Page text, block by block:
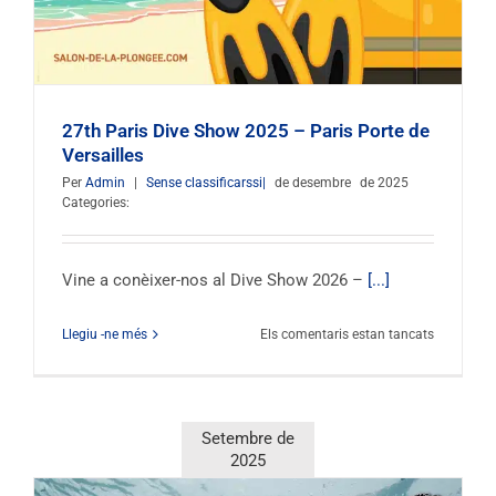
27th Paris Dive Show 2025 – Paris Porte de
Versailles
Per Admin | Sense classificarssi| de desembre de 2025
Categories:
Vine a conèixer-nos al Dive Show 2026 – [...]
Llegiu -ne més Els comentaris estan tancatsal
Setembre de
2025